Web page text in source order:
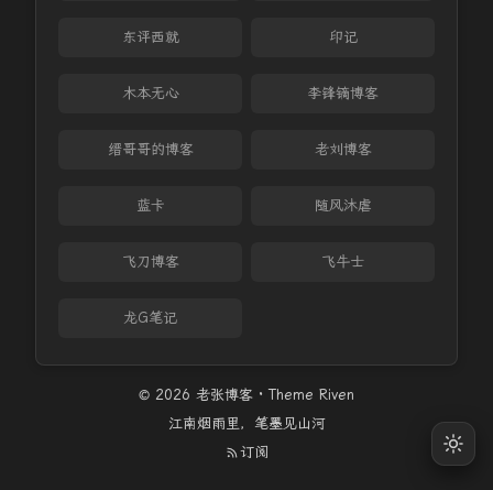
东评西就 印记
木本无心 李锋镝博客
缙哥哥的博客 老刘博客
蓝卡 随风沐虐
飞刀博客 飞牛士
龙G笔记
© 2026 老张博客 · Theme Riven
江南烟雨里，笔墨见山河
订阅